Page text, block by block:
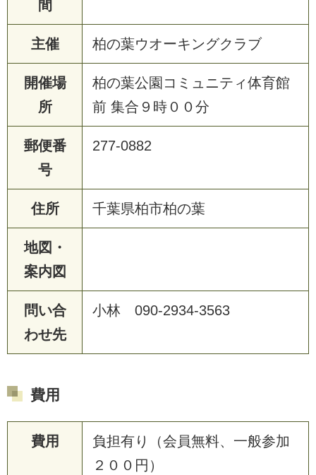
間
主催 柏の葉ウオーキングクラブ
開催場
所
柏の葉公園コミュニティ体育館
前 集合９時００分
郵便番
号
277-0882
住所 千葉県柏市柏の葉
地図・
案内図
問い合
わせ先
小林 090-2934-3563
費用
費用
負担有り（会員無料、一般参加
２００円）